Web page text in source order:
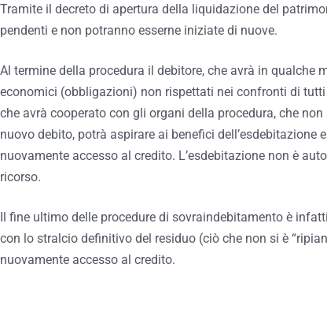
Tramite il decreto di apertura della liquidazione del
pendenti e non potranno esserne iniziate di nuove.
Al termine della procedura il debitore, che avrà in qualche
economici (obbligazioni) non rispettati nei confronti di
che avrà cooperato con gli organi della procedura, che
nuovo debito, potrà aspirare ai benefici
nuovamente accesso al credito. L’esdebitazione non è
ricorso.
Il fine ultimo delle procedure di sovraindebitamento è infatti
con lo stralcio definitivo del residuo (ciò che non si è
nuovamente accesso al credito.